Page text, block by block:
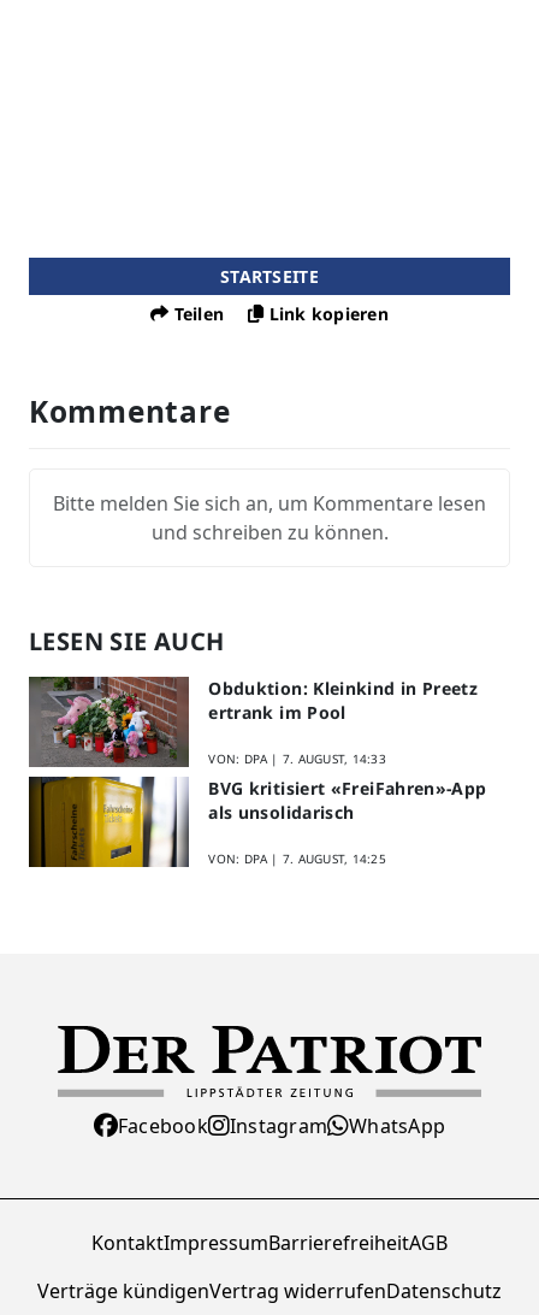
STARTSEITE
Teilen
Link kopieren
Kommentare
Bitte melden Sie sich an, um Kommentare lesen
und schreiben zu können.
LESEN SIE AUCH
Obduktion: Kleinkind in Preetz
ertrank im Pool
VON: DPA | 7. AUGUST, 14:33
BVG kritisiert «FreiFahren»-App
als unsolidarisch
VON: DPA | 7. AUGUST, 14:25
Facebook Instagram WhatsApp
KontaktImpressumBarrierefreiheitAGB
Verträge kündigenVertrag widerrufenDatenschutz